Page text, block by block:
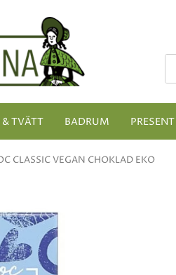
& TVÄTT BADRUM
CLASSIC VEGAN CHOKLAD EKO